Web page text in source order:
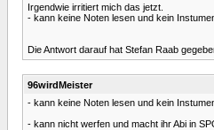
Irgendwie irritiert mich das jetzt.
- kann keine Noten lesen und kein
Die Antwort darauf hat Stefan Raab
96wirdMeister
- kann keine Noten lesen und kein
- kann nicht werfen und macht ihr Abi in